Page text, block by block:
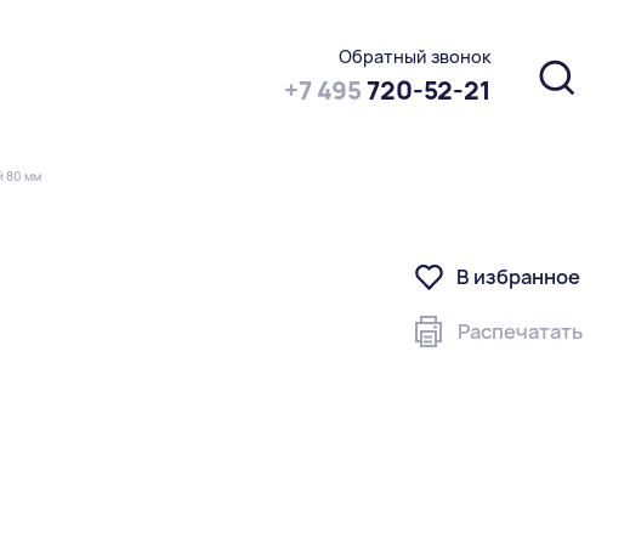
Обратный звонок
+7 495720-52-21
80 мм
В избранное
Распечатать